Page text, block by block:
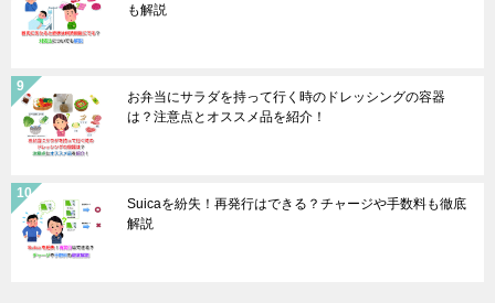
も解説
お弁当にサラダを持って行く時のドレッシングの容器
は？注意点とオススメ品を紹介！
Suicaを紛失！再発行はできる？チャージや手数料も徹底
解説